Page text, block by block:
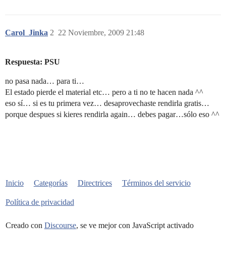
Carol_Jinka 22 Noviembre, 2009 21:48
2
Respuesta: PSU
no pasa nada… para ti…
El estado pierde el material etc… pero a ti no te hacen nada ^^
eso sí… si es tu primera vez… desaprovechaste rendirla gratis…
porque despues si kieres rendirla again… debes pagar…sólo eso ^^
Inicio Categorías Directrices Términos del servicio
Política de privacidad
Creado con Discourse, se ve mejor con JavaScript activado